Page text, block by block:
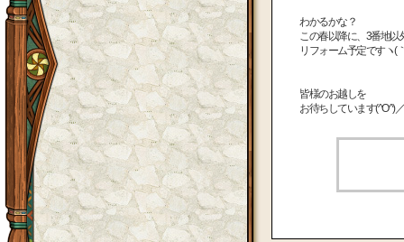
わかるかな？
この春以降に、3番地以
リフォーム予定ですヽ(
皆様のお越しを
お待ちしています(^O^)／